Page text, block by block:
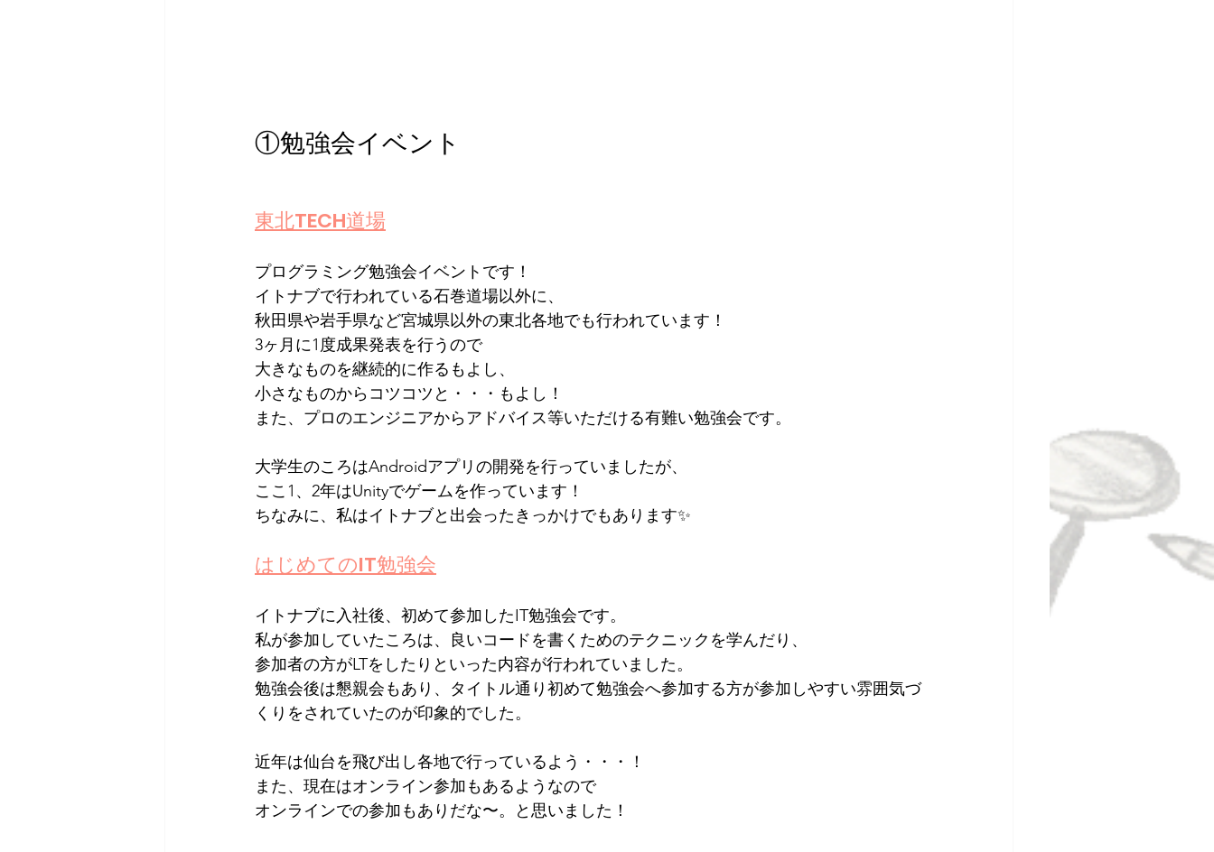
①勉強会イベント
東北TECH道場
プログラミング勉強会イベントです！
イトナブで行われている石巻道場以外に、
秋田県や岩手県など宮城県以外の東北各地でも行われています！
3ヶ月に1度成果発表を行うので
大きなものを継続的に作るもよし、
小さなものからコツコツと・・・もよし！
また、プロのエンジニアからアドバイス等いただける有難い勉強会です。
大学生のころはAndroidアプリの開発を行っていましたが、
ここ1、2年はUnityでゲームを作っています！
ちなみに、私はイトナブと出会ったきっかけでもあります✨
はじめてのIT勉強会
イトナブに入社後、初めて参加したIT勉強会です。
私が参加していたころは、良いコードを書くためのテクニックを学んだり、
参加者の方がLTをしたりといった内容が行われていました。
勉強会後は懇親会もあり、タイトル通り初めて勉強会へ参加する方が参加しやすい雰囲気づ
くりをされていたのが印象的でした。
近年は仙台を飛び出し各地で行っているよう・・・！
また、現在はオンライン参加もあるようなので
オンラインでの参加もありだな〜。と思いました！